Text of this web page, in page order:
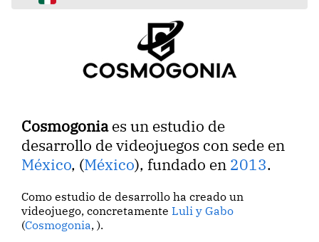
Cosmogoniaes un estudio de
desarrollo de videojuegos con sede en
México, (México), fundado en 2013.
Como estudio de desarrollo ha creado un
videojuego, concretamenteLuli y Gabo
(Cosmogonia, ).